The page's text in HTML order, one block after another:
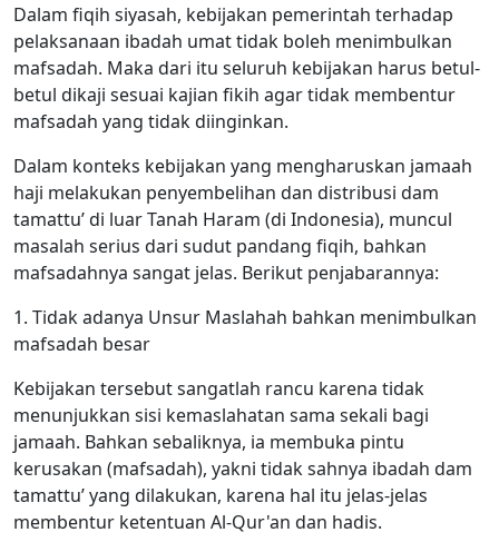
Dalam fiqih siyasah, kebijakan pemerintah terhadap
pelaksanaan ibadah umat tidak boleh menimbulkan
mafsadah. Maka dari itu seluruh kebijakan harus betul-
betul dikaji sesuai kajian fikih agar tidak membentur
mafsadah yang tidak diinginkan.
Dalam konteks kebijakan yang mengharuskan jamaah
haji melakukan penyembelihan dan distribusi dam
tamattu’ di luar Tanah Haram (di Indonesia), muncul
masalah serius dari sudut pandang fiqih, bahkan
mafsadahnya sangat jelas. Berikut penjabarannya:
1. Tidak adanya Unsur Maslahah bahkan menimbulkan
mafsadah besar
Kebijakan tersebut sangatlah rancu karena tidak
menunjukkan sisi kemaslahatan sama sekali bagi
jamaah. Bahkan sebaliknya, ia membuka pintu
kerusakan (mafsadah), yakni tidak sahnya ibadah dam
tamattu’ yang dilakukan, karena hal itu jelas-jelas
membentur ketentuan Al-Qur'an dan hadis.